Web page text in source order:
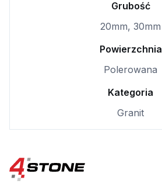
Grubość
20mm, 30mm
Powierzchnia
Polerowana
Kategoria
Granit